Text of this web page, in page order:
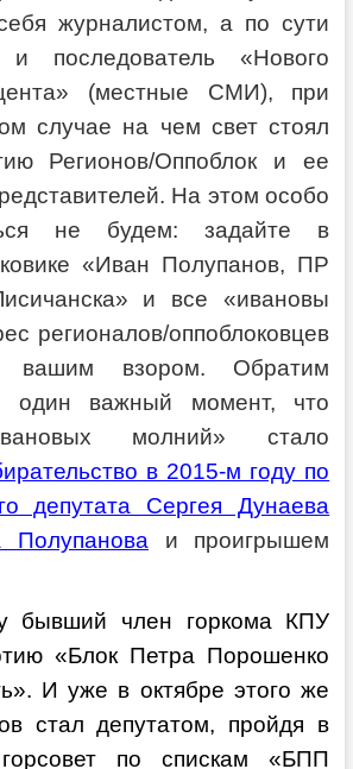
журналистом, а по сути
и последователь «Нового
(местные СМИ), при
случае на чем свет стоял
Регионов/Оппоблок и ее
На этом особо
не будем: задайте в
«Иван Полупанов, ПР
и все «ивановы
регионалов/оппоблоковцев
вашим взором. Обратим
один важный момент, что
молний» стало
в 2015-м году по
депутата Сергея Дунаева
Полупанова и проигрышем
бывший член горкома КПУ
«Блок Петра Порошенко
И уже в октябре этого же
стал депутатом, пройдя в
горсовет по спискам «БПП